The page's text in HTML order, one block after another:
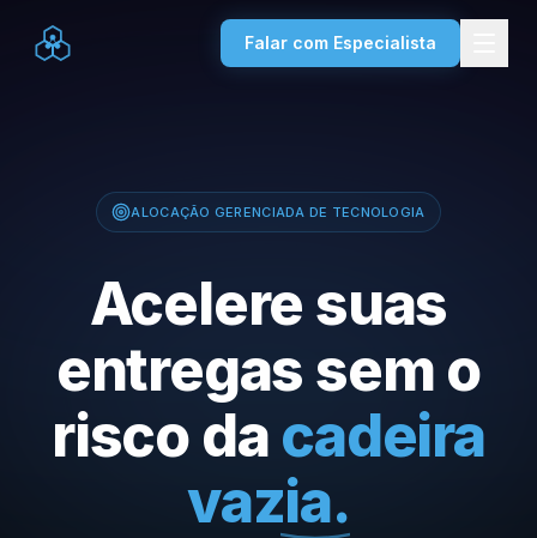
Falar com Especialista
ALOCAÇÃO GERENCIADA DE TECNOLOGIA
Acelere suas
entregas sem o
risco da cadeira
vazia.